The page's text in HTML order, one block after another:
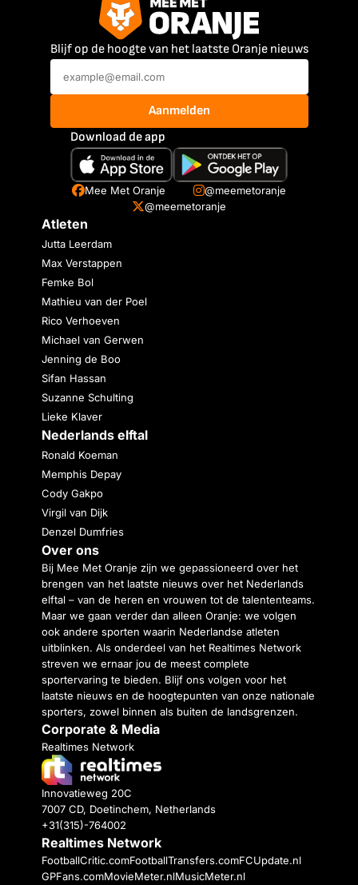
Blijf op de hoogte van het laatste Oranje nieuws
Aanmelden
Download de app
Mee Met Oranje
@meemetoranje
@meemetoranje
Atleten
Jutta Leerdam
Max Verstappen
Femke Bol
Mathieu van der Poel
Rico Verhoeven
Michael van Gerwen
Jenning de Boo
Sifan Hassan
Suzanne Schulting
Lieke Klaver
Nederlands elftal
Ronald Koeman
Memphis Depay
Cody Gakpo
Virgil van Dijk
Denzel Dumfries
Over ons
Bij Mee Met Oranje zijn we gepassioneerd over het
brengen van het laatste nieuws over het Nederlands
elftal – van de heren en vrouwen tot de talententeams.
Maar we gaan verder dan alleen Oranje: we volgen
ook andere sporten waarin Nederlandse atleten
uitblinken. Als onderdeel van het Realtimes Network
streven we ernaar jou de meest complete
sportervaring te bieden. Blijf ons volgen voor het
laatste nieuws en de hoogtepunten van onze nationale
sporters, zowel binnen als buiten de landsgrenzen.
Corporate & Media
Realtimes Network
Innovatieweg 20C
7007 CD, Doetinchem, Netherlands
+31(315)-764002
Realtimes Network
FootballCritic.comFootballTransfers.comFCUpdate.nl
GPFans.comMovieMeter.nlMusicMeter.nl